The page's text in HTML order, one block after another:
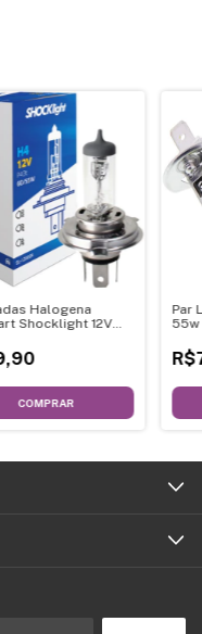
Halogena
Shocklight 12V
COMPRAR
Par